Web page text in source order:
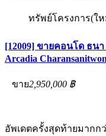
ทรัพย์โครงการ(ใ
[12009] ขายคอนโด ธน
Arcadia
ขาย2,950,000 ฿
อัพเดตครั้งสุดท้ายมากก